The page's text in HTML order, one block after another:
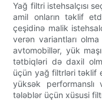
Yağ filtri istehsalçısı
amil onların təklif
çeşidinə malik
verən variantları olma
avtomobillər, yük
tətbiqləri də daxil
üçün yağ filtrləri təklif
yüksək performanslı
tələblər üçün xüsusi